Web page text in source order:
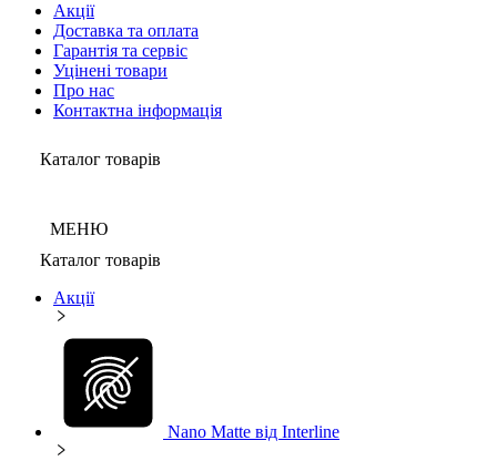
Акції
Доставка та оплата
Гарантія та сервіс
Уцінені товари
Про нас
Контактна інформація
Каталог товарів
МЕНЮ
Каталог товарів
Акції
Nano Matte від Interline